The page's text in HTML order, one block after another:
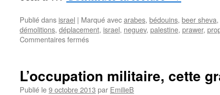
Publié dans israel | Marqué avecarabes, bédouins, beer sheva,
démolitions, déplacement, israel, neguev, palestine, prawer,
Commentaires fermés
L’occupation militaire, cette
Publié le9 octobre 2013 par EmilieB